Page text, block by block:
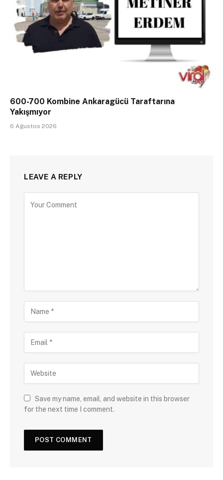
600-700 Kombine Ankaragücü Taraftarına
Yakışmıyor
6 Ağustos 2026
LEAVE A REPLY
Save my name, email, and website in this browser
for the next time I comment.